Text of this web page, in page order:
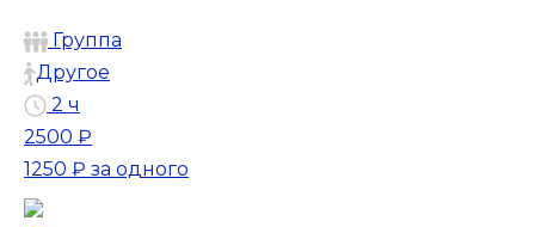
Группа
Другое
2 ч
2500 ₽
1250 ₽ за одного